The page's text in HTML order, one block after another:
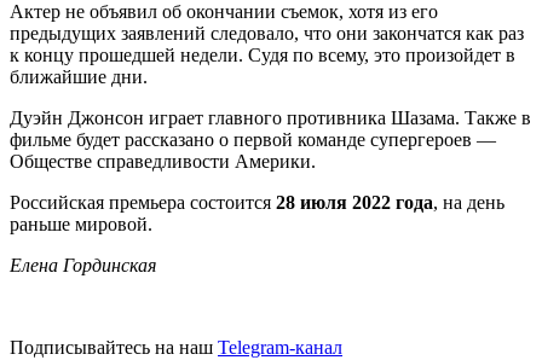
Актер не объявил об окончании съемок, хотя из его
предыдущих заявлений следовало, что они закончатся как раз
к концу прошедшей недели. Судя по всему, это произойдет в
ближайшие дни.
Дуэйн Джонсон играет главного противника Шазама. Также в
фильме будет рассказано о первой команде супергероев —
Обществе справедливости Америки.
Российская премьера состоится 28 июля 2022 года, на день
раньше мировой.
Елена Гординская
Подписывайтесь на наш Telegram-канал